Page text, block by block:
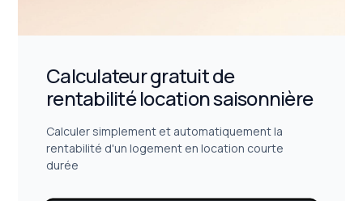
Calculateur gratuit de
rentabilité location saisonnière
Calculer simplement et automatiquement la
rentabilité d'un logement en location courte
durée